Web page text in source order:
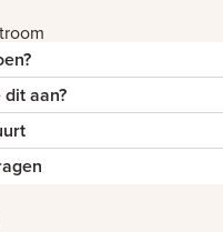
het
dit
aan?